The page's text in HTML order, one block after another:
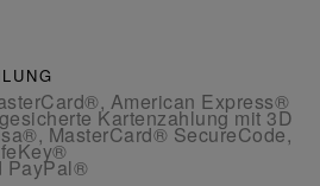
American Express®
Kartenzahlung mit 3D
MasterCard® SecureCode,
PayPal®